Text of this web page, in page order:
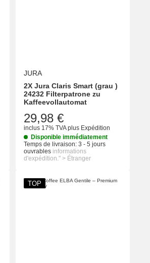
JURA
2X Jura Claris Smart (grau )
24232 Filterpatrone zu
Kaffeevollautomat
29,98 €
inclus 17% TVAplus Expédition
Disponible immédiatement
Temps de livraison: 3 - 5 jours
ouvrables informations
d'expédition." > Étranger
TOP